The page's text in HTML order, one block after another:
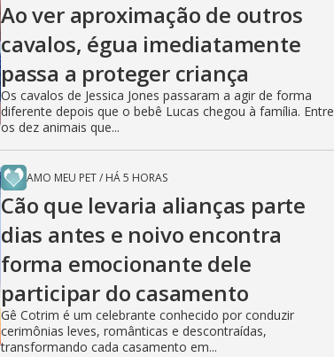
Ao ver aproximação de outros
cavalos, égua imediatamente
passa a proteger criança
Os cavalos de Jessica Jones passaram a agir de forma
diferente depois que o bebê Lucas chegou à família. Entre
os dez animais que...
AMO MEU PET/ HÁ 5 HORAS
Cão que levaria alianças parte
dias antes e noivo encontra
forma emocionante dele
participar do casamento
Gê Cotrim é um celebrante conhecido por conduzir
cerimônias leves, românticas e descontraídas,
transformando cada casamento em...